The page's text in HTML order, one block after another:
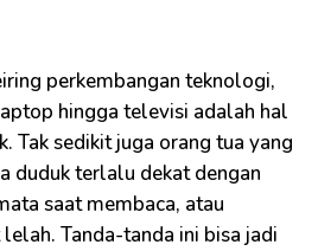
perkembangan teknologi,
hingga televisi adalah hal
Tak sedikit juga orang tua yang
duduk terlalu dekat dengan
saat membaca, atau
Tanda-tanda ini bisa jadi